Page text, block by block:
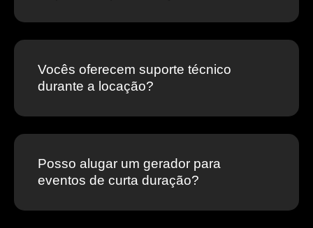
Vocês oferecem suporte técnico
durante a locação?
Posso alugar um gerador para
eventos de curta duração?